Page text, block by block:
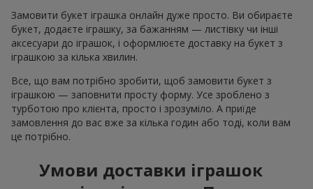
Замовити букет іграшка онлайн дуже просто. Ви обираєте
букет, додаєте іграшку, за бажанням — листівку чи інші
аксесуари до іграшок, і оформлюєте доставку на букет з
іграшкою за кілька хвилин.
Все, що вам потрібно зробити, щоб замовити букет з
іграшкою — заповнити просту форму. Усе зроблено з
турботою про клієнта, просто і зрозуміло. А приїде
замовлення до вас вже за кілька годин або тоді, коли вам
це потрібно.
Умови доставки іграшок